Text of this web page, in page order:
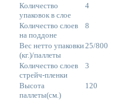
Количество
упаковок в слое
4
Количество слоев
на поддоне
8
Вес нетто упаковки
(кг.)/паллеты
25/800
Количество слоев
стрейч-пленки
3
Высота
паллеты(см.)
120